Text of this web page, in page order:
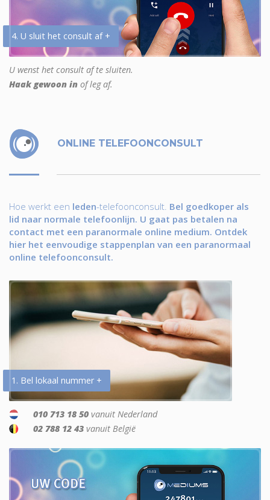
4. U sluit het consult af +
U wenst het consult af te sluiten.
Haak gewoon in of leg af.
ONLINE TELEFOONCONSULT
Hoe werkt een leden-telefoonconsult. Bel goedkoper als
lid naar normale telefoonlijn. U gaat pas betalen na
contact met een paranormale online medium. Ontdek
hier het eenvoudige stappenplan van een paranormaal
online telefoonconsult.
1. Bel lokaal nummer +
010 713 18 50 vanuit Nederland
02 788 12 43 vanuit België